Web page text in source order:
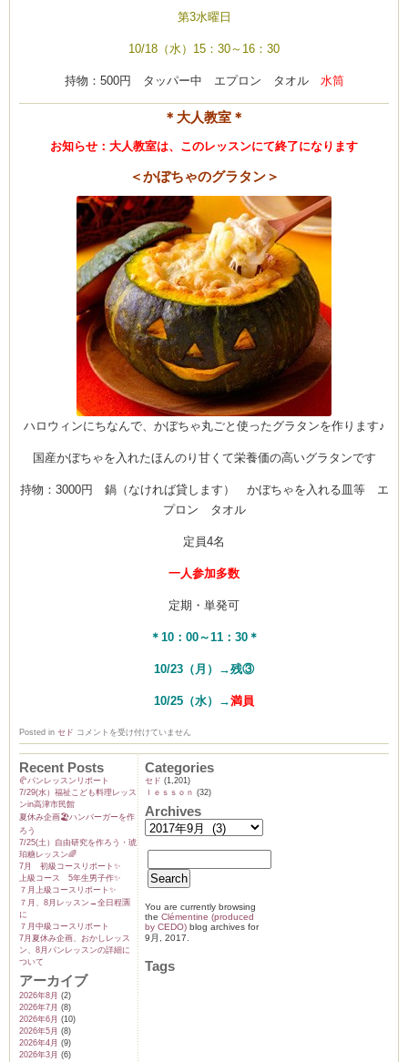
第3水曜日
10/18（水）15：30～16：30
持物：500円 タッパー中 エプロン タオル 水筒
＊大人教室＊
お知らせ：大人教室は、このレッスンにて終了になります
＜かぼちゃのグラタン＞
ハロウィンにちなんで、かぼちゃ丸ごと使ったグラタンを作ります♪
国産かぼちゃを入れたほんのり甘くて栄養価の高いグラタンです
持物：3000円 鍋（なければ貸します） かぼちゃを入れる皿等 エ
プロン タオル
定員4名
一人参加多数
定期・単発可
＊10：00～11：30＊
10/23（月）→残③
10/25（水）→満員
Posted in セド Lecon
月
レ
ッ
ン
コメントを受け付けていません
Recent Posts
🥐パンレッスンリポート
7/29(水）福祉こども料理レッス
ンin高津市民館
夏休み企画🏖️ハンバーガーを作
ろう
7/25(土）自由研究を作ろう・琥
珀糖レッスン🌈
7月 初級コースリポート✨️
上級コース 5年生男子作✨️
７月上級コースリポート✨️
７月、8月レッスン→全日程🈵
に
７月中級コースリポート
7月夏休み企画、おかしレッス
ン、8月パンレッスンの詳細に
ついて
アーカイブ
2026年8月 (2)
2026年7月 (8)
2026年6月 (10)
2026年5月 (8)
2026年4月 (9)
2026年3月 (6)
Categories
セド (1,201)
ｌｅｓｓｏｎ (32)
Archives
You are currently browsing
the Clémentine (produced
by CEDO)blog archives for
9月, 2017.
Tags